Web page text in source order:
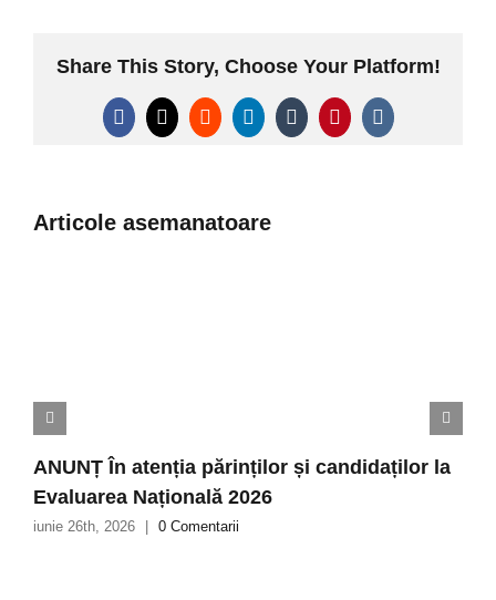
Share This Story, Choose Your Platform!
Facebook
X RedditLinkedInTumblrPinterest
Vk
Articole asemanatoare
ANUNȚ În atenția părinților și candidaților la
Evaluarea Națională 2026
iunie 26th, 2026 0 Comentarii